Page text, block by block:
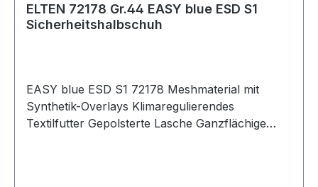
ELTEN 72178 Gr.44 EASY blue ESD S1
Sicherheitshalbschuh
EASY blue ESD S1 72178 Meshmaterial mit
Synthetik-Overlays Klimaregulierendes
Textilfutter Gepolsterte Lasche Ganzflächige